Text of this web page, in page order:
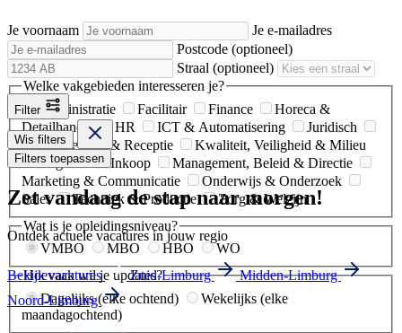
Je voornaam
Je e-mailadres
Postcode (optioneel)
Straal (optioneel)
Welke vakgebieden interesseren je?
Administratie
Facilitair Finance
Horeca &
Detailhandel
HR ICT & Automatisering
Juridisch
Klantenservice & Receptie
Kwaliteit, Veiligheid & Milieu
Logistiek & Inkoop
Management, Beleid & Directie
Marketing & Communicatie
Onderwijs & Onderzoek
Sales
Techniek & Productie
Zorg & Welzijn
Wat is je opleidingsniveau?
VMBO
MBO HBO
WO
Hoevaak wil je updates?
Dagelijks (elke ochtend)
Wekelijks (elke
maandagochtend)
Filter
Wis filters
Filters toepassen
Zet vandaag de stap naar morgen!
Ontdek actuele vacatures in jouw regio
Bekijk vacatures Zuid-Limburg
Midden-Limburg
Noord-Limburg